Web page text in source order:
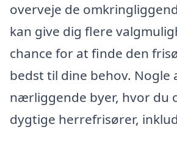
overveje de
kan give dig flere
chance for at finde den
bedst til dine behov. Nogle
nærliggende byer, hvor du
dygtige herrefrisører,